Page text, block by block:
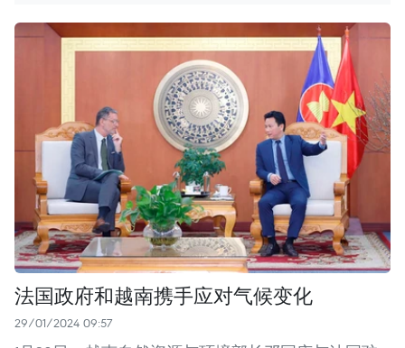
法国政府和越南携手应对气候变化
29/01/2024 09:57